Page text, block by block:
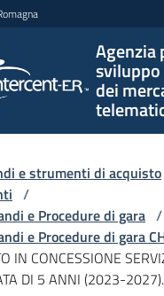
Agenzia
sviluppo
dei
per lo
sviluppo
telematici
e strumenti di acquisto
/
e Procedure di gara /
e Procedure di gara
IN CONCESSIONE
DI 5 ANNI (2023-2027).